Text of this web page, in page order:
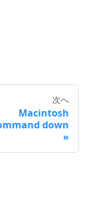
次へ
Macintosh
down